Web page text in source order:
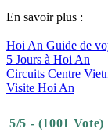
supplémentaires
francophone
Combien coûte
ses villages ? En
(€20 - €36),
compris. Le
prix